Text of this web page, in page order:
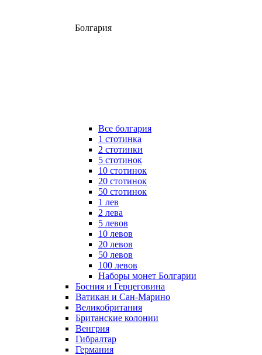
Болгария
Все болгария
1 стотинка
2 стотинки
5 стотинок
10 стотинок
20 стотинок
50 стотинок
1 лев
2 лева
5 левов
10 левов
20 левов
50 левов
100 левов
Наборы монет Болгарии
Босния и Герцеговина
Ватикан и Сан-Марино
Великобритания
Британские колонии
Венгрия
Гибралтар
Германия